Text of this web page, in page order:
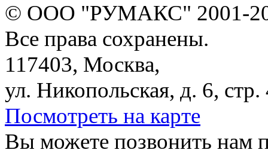
© ООО "РУМАКС" 2001-
Все права сохранены.
117403, Москва,
ул. Никопольская, д. 6, стр.
Посмотреть на карте
Вы можете позвонить нам